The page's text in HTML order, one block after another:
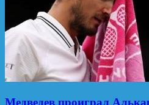
Медведев проиграл